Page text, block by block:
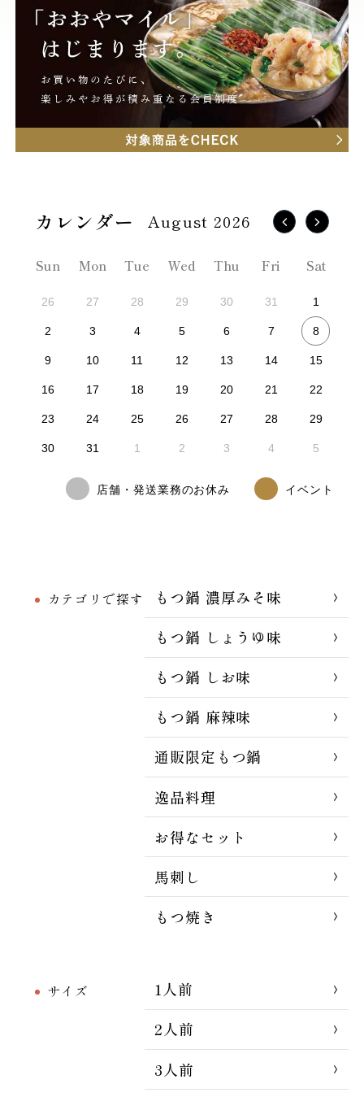
カテゴリで探す
もつ鍋 濃厚みそ味
もつ鍋 しょうゆ味
もつ鍋 しお味
もつ鍋 麻辣味
通販限定もつ鍋
逸品料理
お得なセット
馬刺し
もつ焼き
サイズ
1人前
2人前
3人前
August 2026
Sun Mon Tue Wed Thu Fri Sat
26 27 28 29 30 31 1
2 3 4 5 6 7 8
9 10 11 12 13 14 15
16 17 18 19 20 21 22
23 24 25 26 27 28 29
30 31 1 2 3 4 5
店舗・発送業務のお休み イベント